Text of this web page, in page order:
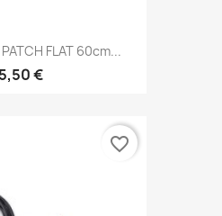
FLAT 60cm...
5,50 €
favorite_border